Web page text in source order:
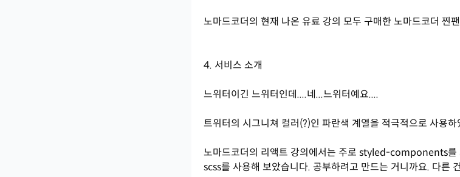
노마드코더의 현재 나온 유료 강의 모두 구매한 노마드코더 찐
4. 서비스 소개
느위터이긴 느위터인데....네...느위터예요....
트위터의 시그니쳐 컬러(?)인 파란색 계열을 적극적으로 사용하
노마드코더의 리액트 강의에서는 주로 styled-components를
scss를 사용해 보았습니다. 공부하려고 만드는 거니까요. 다른